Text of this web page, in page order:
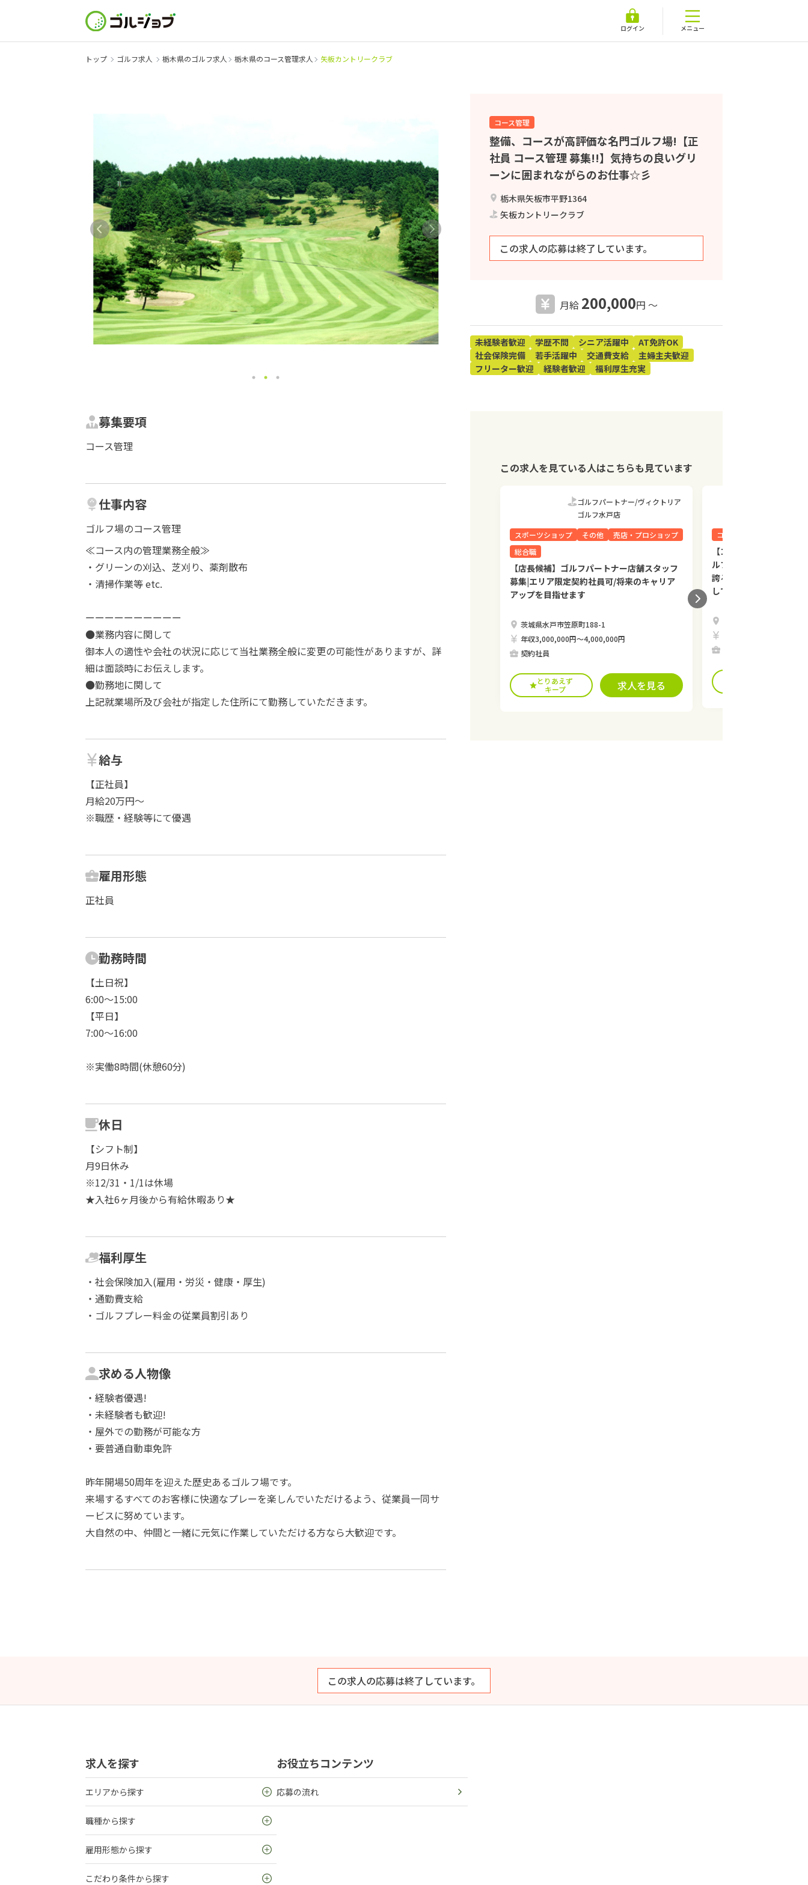
ログイン メニュー
トップ ゴルフ求人 栃木県のゴルフ求人 栃木県のコース管理求人 矢板カントリークラブ
コース管理
整備、コースが高評価な名門ゴルフ場!【正
社員 コース管理 募集!!】気持ちの良いグリ
ーンに囲まれながらのお仕事☆彡
栃木県矢板市平野1364
矢板カントリークラブ
この求人の応募は終了しています。
月給 200,000円 〜
未経験者歓迎 学歴不問 シニア活躍中
AT免許OK
社会保険完備
若手活躍中 交通費支給
主婦主夫歓迎
フリーター歓迎
経験者歓迎 福利厚生充実
募集要項
コース管理
仕事内容
ゴルフ場のコース管理
≪コース内の管理業務全般≫
・グリーンの刈込、芝刈り、薬剤散布
・清掃作業等 etc.
ーーーーーーーーーー
●業務内容に関して
御本人の適性や会社の状況に応じて当社業務全般に変更の可能性がありますが、詳
細は面談時にお伝えします。
●勤務地に関して
上記就業場所及び会社が指定した住所にて勤務していただきます。
給与
【正社員】
月給20万円～
※職歴・経験等にて優遇
雇用形態
正社員
勤務時間
【土日祝】
6:00～15:00
【平日】
7:00～16:00
※実働8時間(休憩60分)
休日
【シフト制】
月9日休み
※12/31・1/1は休場
★入社6ヶ月後から有給休暇あり★
福利厚生
・社会保険加入(雇用・労災・健康・厚生)
・通勤費支給
・ゴルフプレー料金の従業員割引あり
求める人物像
・経験者優遇!
・未経験者も歓迎!
・屋外での勤務が可能な方
・要普通自動車免許
昨年開場50周年を迎えた歴史あるゴルフ場です。
来場するすべてのお客様に快適なプレーを楽しんでいただけるよう、従業員一同サ
ービスに努めています。
大自然の中、仲間と一緒に元気に作業していただける方なら大歓迎です。
この求人を見ている人はこちらも見ています
ゴルフパートナー/ヴィクトリア
ゴルフ水戸店
スポーツショップ
その他
売店・プロショップ
総合職
【店長候補】ゴルフパートナー店舗スタッフ
募集|エリア限定契約社員可/将来のキャリア
アップを目指せます
茨城県水戸市笠原町188-1
年収3,000,000円〜4,000,000円
契約社員
とりあえず
キープ
求人を見る
コース管理
【コースマネージャー
ルフ場運営会社「アコー
誇るハイグレードコース
してキャリアを築きませ
この求人の応募は終了しています。
求人を探す
エリアから探す
職種から探す
雇用形態から探す
こだわり条件から探す
お役立ちコンテンツ
応募の流れ